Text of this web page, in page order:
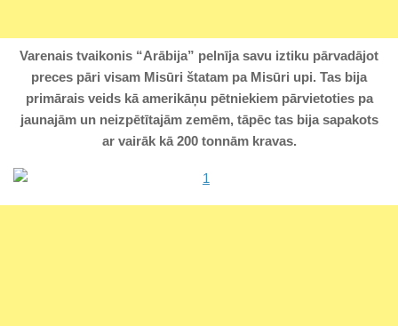
Varenais tvaikonis “Arābija” pelnīja savu iztiku pārvadājot
preces pāri visam Misūri štatam pa Misūri upi. Tas bija
primārais veids kā amerikāņu pētniekiem pārvietoties pa
jaunajām un neizpētītajām zemēm, tāpēc tas bija sapakots
ar vairāk kā 200 tonnām kravas.